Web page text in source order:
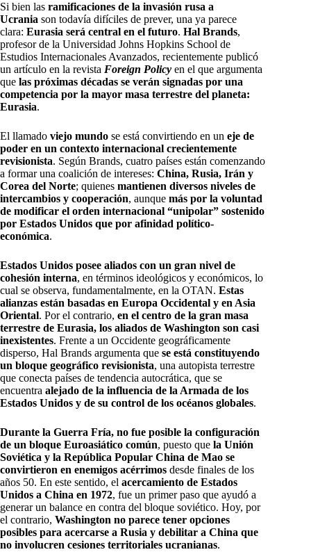
Si bien las ramificaciones de la invasión rusa a
Ucrania son todavía difíciles de prever, una ya parece
clara: Eurasia será central en el futuro. Hal Brands,
profesor de la Universidad Johns Hopkins School de
Estudios Internacionales Avanzados, recientemente publicó
un artículo en la revista Foreign Policy en el que argumenta
que las próximas décadas se verán signadas por una
competencia por la mayor masa terrestre del planeta:
Eurasia.
El llamado viejo mundo se está convirtiendo en un eje de
poder en un contexto internacional crecientemente
revisionista. Según Brands, cuatro países están comenzando
a formar una coalición de intereses: China, Rusia, Irán y
Corea del Norte; quienes mantienen diversos niveles de
intercambios y cooperación, aunque más por la voluntad
de modificar el orden internacional “unipolar” sostenido
por Estados Unidos que por afinidad político-
económica.
Estados Unidos posee aliados con un gran nivel de
cohesión interna, en términos ideológicos y económicos, lo
cual se observa, fundamentalmente, en la OTAN. Estas
alianzas están basadas en Europa Occidental y en Asia
Oriental. Por el contrario, en el centro de la gran masa
terrestre de Eurasia, los aliados de Washington son casi
inexistentes. Frente a un Occidente geográficamente
disperso, Hal Brands argumenta que se está constituyendo
un bloque geográfico revisionista, una autopista terrestre
que conecta países de tendencia autocrática, que se
encuentra alejado de la influencia de la Armada de los
Estados Unidos y de su control de los océanos globales.
Durante la Guerra Fría, no fue posible la configuración
de un bloque Euroasiático común, puesto que la Unión
Soviética y la República Popular China de Mao se
convirtieron en enemigos acérrimos desde finales de los
años 50. En este sentido, el acercamiento de Estados
Unidos a China en 1972, fue un primer paso que ayudó a
generar un balance en contra del bloque soviético. Hoy, por
el contrario, Washington no parece tener opciones
posibles para acercarse a Rusia y debilitar a China que
no involucren cesiones territoriales ucranianas.